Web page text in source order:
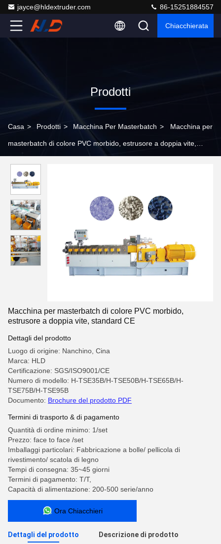
jayce@hldextruder.com 86-15251884557
Chiacchierata
Prodotti
Casa > Prodotti > Macchina Per Masterbatch > Macchina per
masterbatch di colore PVC morbido, estrusore a doppia vite,
Macchina per masterbatch di colore PVC morbido,
estrusore a doppia vite, standard CE
Dettagli del prodotto
Luogo di origine: Nanchino, Cina
Marca: HLD
Certificazione: SGS/ISO9001/CE
Numero di modello: H-TSE35B/H-TSE50B/H-TSE65B/H-
TSE75B/H-TSE95B
Documento: Brochure del prodotto PDF
Termini di trasporto & di pagamento
Quantità di ordine minimo: 1/set
Prezzo: face to face /set
Imballaggi particolari: Fabbricazione a bolle/ pellicola di
rivestimento/ scatola di legno
Tempi di consegna: 35~45 giorni
Termini di pagamento: T/T,
Capacità di alimentazione: 200-500 serie/anno
Ora Chiacchieri
Dettagli del prodotto Descrizione di prodotto